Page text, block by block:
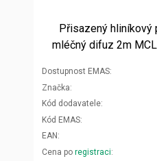
Přisazený hliníkový
mléčný difuz 2m
Dostupnost EMAS
Značka
Kód dodavatele
Kód EMAS
EAN
Cena po registraci